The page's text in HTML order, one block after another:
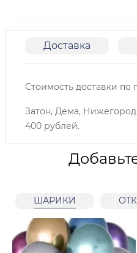
Доставка
Стоимость доставки по
Затон, Дема,
400 рублей.
ШАРИКИ